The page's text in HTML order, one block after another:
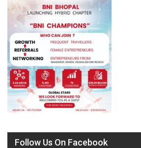
Follow Us On Facebook